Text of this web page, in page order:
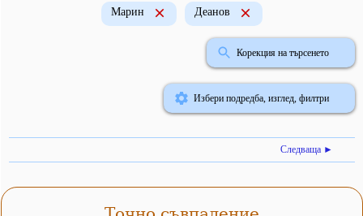
Марин Деанов
Корекция на търсенето
Избери подредба, изглед, филтри
Следваща ►